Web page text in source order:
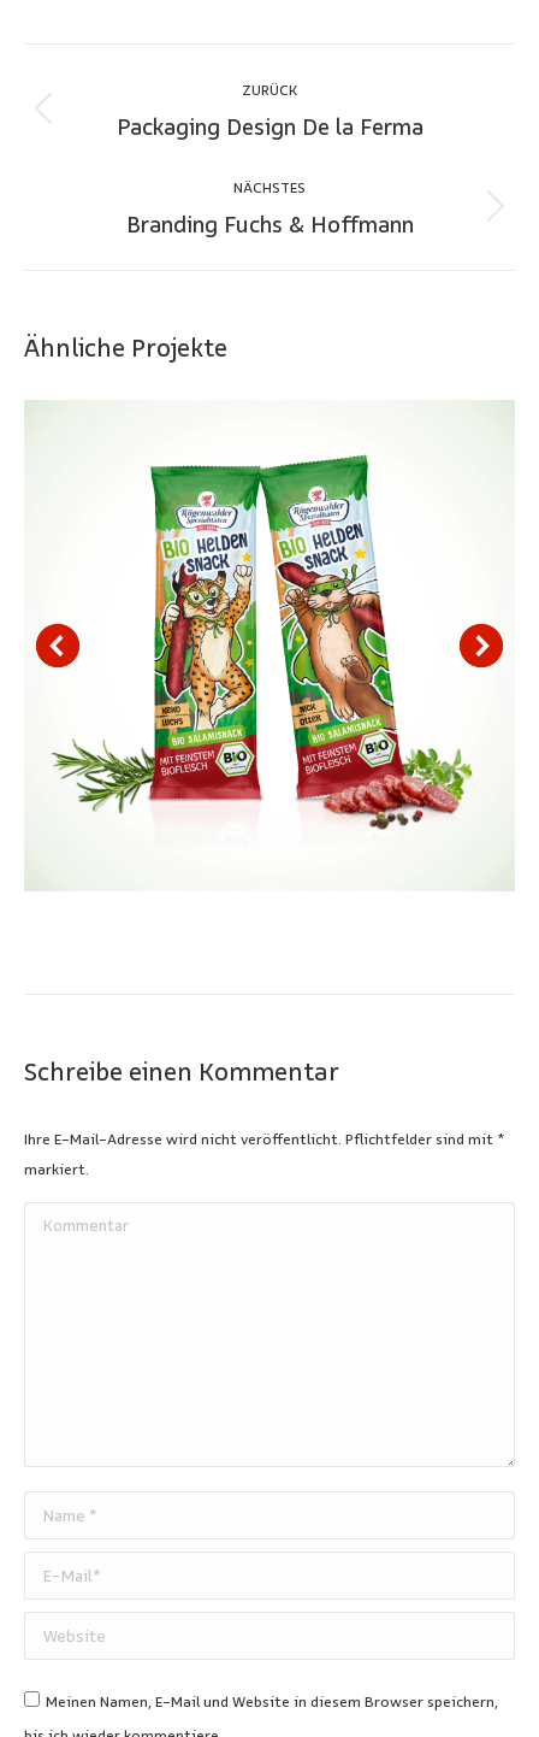
navigation
ZURÜCK
Previous
Packaging Design De la Ferma
NÄCHSTES
Next
Branding Fuchs & Hoffmann
Ähnliche Projekte
Schreibe einen Kommentar
Ihre E-Mail-Adresse wird nicht veröffentlicht. Pflichtfelder sind mit *
markiert.
Kommentar
Name *
E-Mail *
Website
Meinen Namen, E-Mail und Website in diesem Browser speichern,